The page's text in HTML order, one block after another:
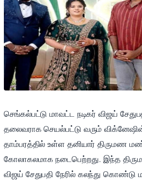
செங்கல்பட்டு மாவட்ட நடிகர் விஜய்
தலைவராக செயல்பட்டு வரும்
தாம்பரத்தில் உள்ள தனியார் திருமண
கோலாகலமாக நடைபெற்றது. இந்த
விஜய் சேதுபதி நேரில் கலந்து